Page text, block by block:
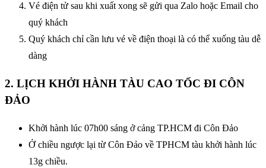
Vé điện tử sau khi xuất xong sẽ gửi qua Zalo hoặc Email cho
quý khách
Quý khách chỉ cần lưu vé về điện thoại là có thể xuống tàu dễ
dàng
2. LỊCH KHỞI HÀNH TÀU CAO TỐC ĐI CÔN
ĐẢO
Khởi hành lúc 07h00 sáng ở cảng TP.HCM đi Côn Đảo
Ở chiều ngược lại từ Côn Đảo về TPHCM tàu khởi hành lúc
13g chiều.